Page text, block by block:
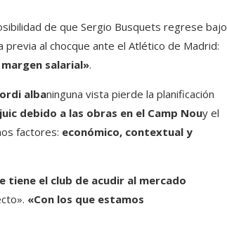
de que Sergio Busquets regrese bajo
al chocque ante el Atlético de Madrid:
salarial».
albaninguna vista pierde la planificación
debido a las obras en el Camp Nouy el
factores: económico, contextual y
tiene el club de acudir al mercado
«Con los que estamos